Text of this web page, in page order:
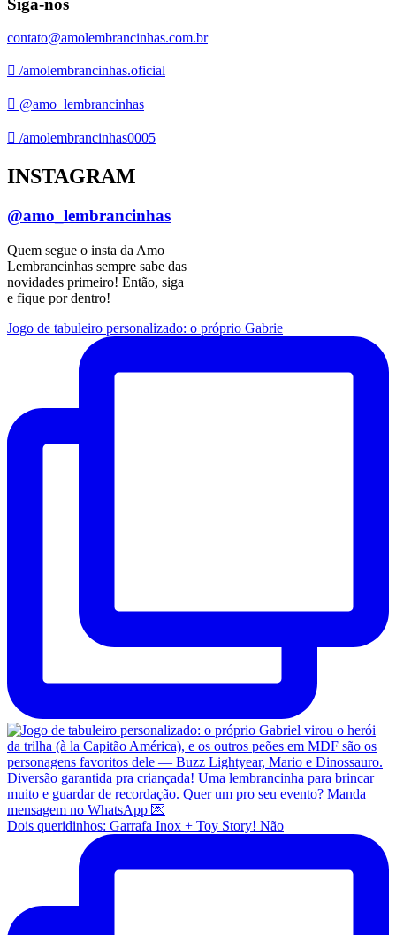
contato@amolembrancinhas.com.br
/amolembrancinhas.oficial
@amo_lembrancinhas
/amolembrancinhas0005
INSTAGRAM
@amo_lembrancinhas
Quem segue o insta da Amo
Lembrancinhas sempre sabe das
novidades primeiro! Então, siga
e fique por dentro!
Jogo de tabuleiro personalizado: o próprio Gabrie
Dois queridinhos: Garrafa Inox + Toy Story! Não